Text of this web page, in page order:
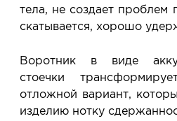
тела, не создает
скатывается, хорошо
Воротник в виде
стоечки
отложной вариант,
изделию нотку